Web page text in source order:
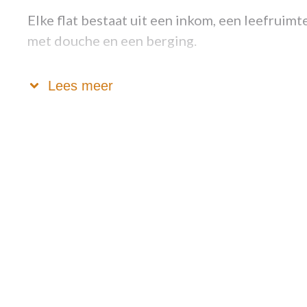
Elke flat bestaat uit een inkom, een
met douche en een berging.
Inschrijvings- en toewijzingsvoorwaarden:
Lees meer